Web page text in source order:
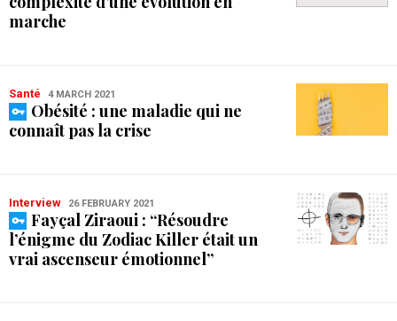
marche
Santé 4 MARCH 2021
Obésité : une maladie qui ne
connaît pas la crise
Interview 26 FEBRUARY 2021
Fayçal Ziraoui : “Résoudre
l’énigme du Zodiac Killer était un
vrai ascenseur émotionnel”